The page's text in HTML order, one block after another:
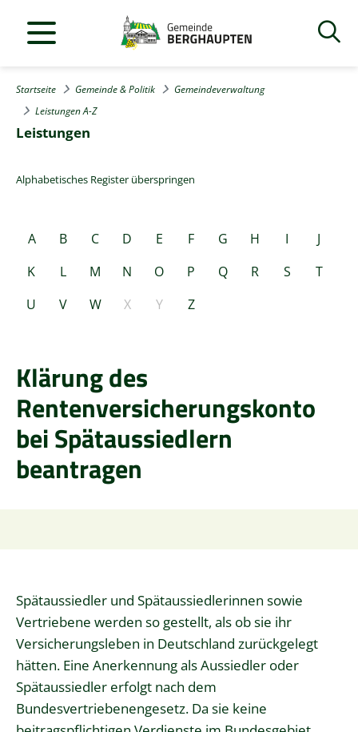
Startseite Gemeinde & Politik
Gemeindeverwaltung
Leistungen A-Z
Leistungen
Alphabetisches Register überspringen
A B C D E F G H I
J
K
L M N O P Q R S
T
U
V W X Y Z
Klärung des
Rentenversicherungskonto
bei Spätaussiedlern
beantragen
Spätaussiedler und Spätaussiedlerinnen sowie
Vertriebene werden so gestellt, als ob sie ihr
Versicherungsleben in Deutschland zurückgelegt
hätten. Eine Anerkennung als Aussiedler oder
Spätaussiedler erfolgt nach dem
Bundesvertriebenengesetz. Da sie keine